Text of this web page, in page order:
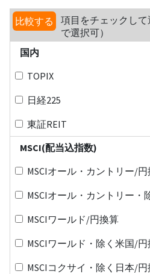
比較する
項目をチェックして
で選択可）
国内
TOPIX
日経225
東証REIT
MSCI(配当込指数)
MSCIオール・カントリー/
MSCIオール・カントリー・
MSCIワールド/円換算
MSCIワールド・除く米国/
MSCIコクサイ・除く日本/